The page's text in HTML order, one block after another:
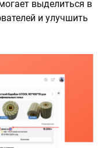
выделиться в
и улучшить